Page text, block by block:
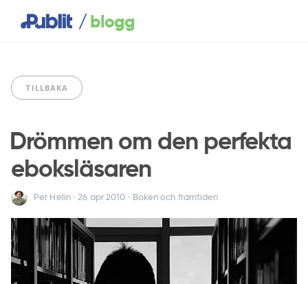
/blogg
TILLBAKA
Drömmen om den perfekta
eboksläsaren
Per Helin • 26 apr2010 • Boken och framtiden